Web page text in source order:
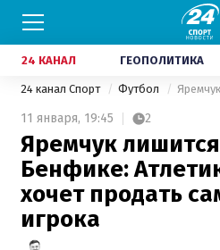
24 КАНАЛ ГЕОПОЛИТИКА
24 канал Спорт Футбол
11 января, 19:45 2
Яремчук
Бенфике:
хочет продать
игрока